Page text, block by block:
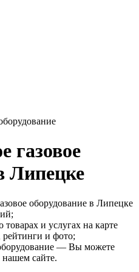
газовое
Липецке
оборудование в Липецке
и услугах на карте
и фото;
— Вы можете
нашем сайте.